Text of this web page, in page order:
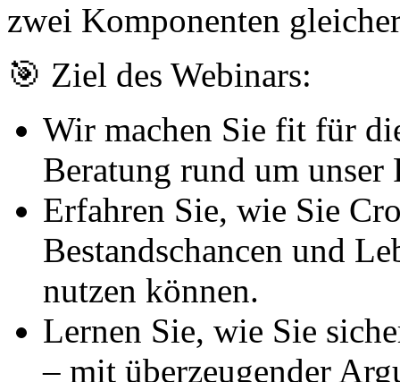
zwei Komponenten
🎯 Ziel des Webinars:
Wir machen Sie fit für
Beratung rund um
Erfahren Sie, wie Sie
Bestandschancen und
nutzen können.
Lernen Sie, wie Sie
– mit überzeugender